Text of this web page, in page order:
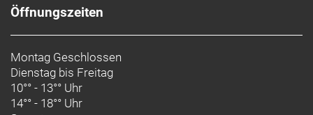
Öffnungszeiten
Montag Geschlossen
Dienstag bis Freitag
10°° - 13°° Uhr
14°° - 18°° Uhr